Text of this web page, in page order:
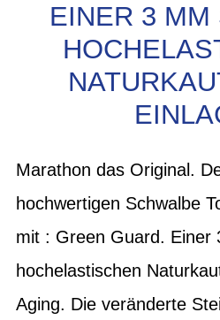
EINER 3 MM
Marathon das Original.
hochwertigen Schwalbe
mit : Green Guard. Einer
hochelastischen
Aging. Die veränderte